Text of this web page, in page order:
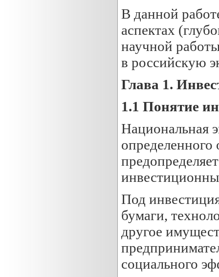
В данной
аспектах
научной
в российскую
Глава 1.
1.1 Понятие
Национальная
Под
бумаги,
другое
социального